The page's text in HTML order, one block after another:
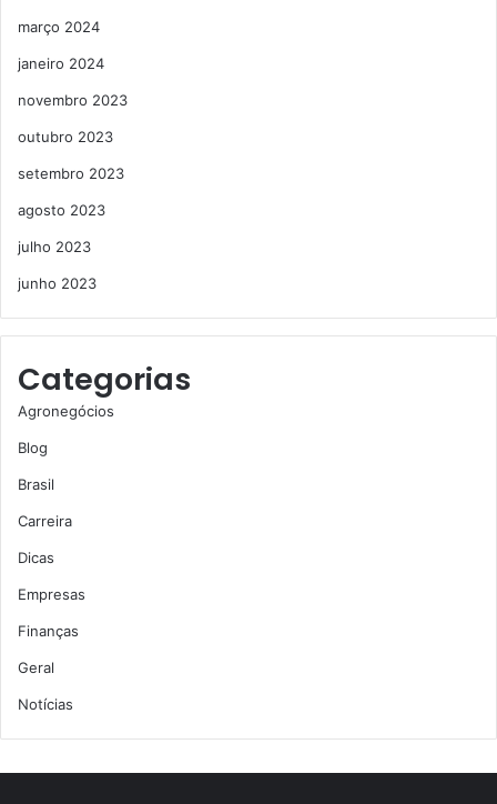
março 2024
janeiro 2024
novembro 2023
outubro 2023
setembro 2023
agosto 2023
julho 2023
junho 2023
Categorias
Agronegócios
Blog
Brasil
Carreira
Dicas
Empresas
Finanças
Geral
Notícias